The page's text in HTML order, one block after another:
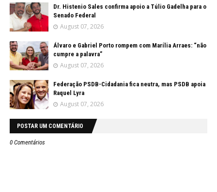
Dr. Histenio Sales confirma apoio a Túlio Gadelha para o
Senado Federal
August 07, 2026
Álvaro e Gabriel Porto rompem com Marília Arraes: “não
cumpre a palavra”
August 07, 2026
Federação PSDB-Cidadania fica neutra, mas PSDB apoia
Raquel Lyra
August 07, 2026
POSTAR UM COMENTÁRIO
0 Comentários